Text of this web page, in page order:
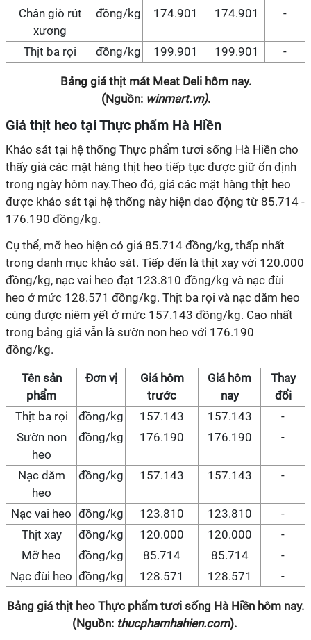
Chân giò rút
xương
đồng/kg 174.901 174.901 -
Thịt ba rọi đồng/kg 199.901 199.901 -
Bảng giá thịt mát Meat Deli hôm nay.
(Nguồn: winmart.vn).
Giá thịt heo tại Thực phẩm Hà Hiền
Khảo sát tại hệ thống Thực phẩm tươi sống Hà Hiền cho
thấy giá các mặt hàng thịt heo tiếp tục được giữ ổn định
trong ngày hôm nay.Theo đó, giá các mặt hàng thịt heo
được khảo sát tại hệ thống này hiện dao động từ 85.714 -
176.190 đồng/kg.
Cụ thể, mỡ heo hiện có giá 85.714 đồng/kg, thấp nhất
trong danh mục khảo sát. Tiếp đến là thịt xay với 120.000
đồng/kg, nạc vai heo đạt 123.810 đồng/kg và nạc đùi
heo ở mức 128.571 đồng/kg. Thịt ba rọi và nạc dăm heo
cùng được niêm yết ở mức 157.143 đồng/kg. Cao nhất
trong bảng giá vẫn là sườn non heo với 176.190
đồng/kg.
Tên sản
phẩm
Đơn vị
Giá hôm
trước
Giá hôm
nay
Thay
đổi
Thịt ba rọi
đồng/kg 157.143 157.143
-
Sườn non
heo
đồng/kg 176.190 176.190 -
Nạc dăm
heo
đồng/kg 157.143 157.143 -
Nạc vai heo đồng/kg 123.810 123.810
-
Thịt xay
đồng/kg 120.000 120.000
-
Mỡ heo
đồng/kg 85.714 85.714
-
Nạc đùi heo đồng/kg 128.571 128.571 -
Bảng giá thịt heo Thực phẩm tươi sống Hà Hiền hôm nay.
(Nguồn:thucphamhahien.com).